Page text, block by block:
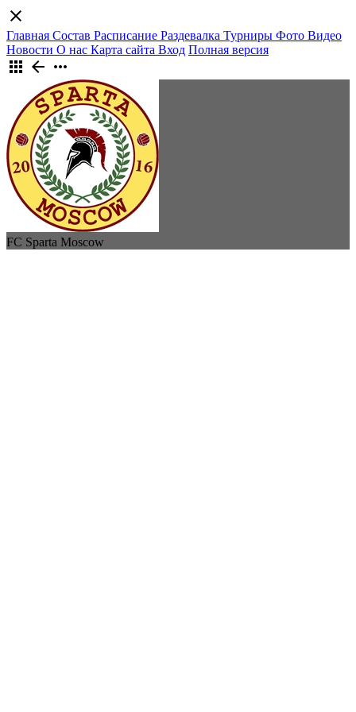
close
Главная Состав Расписание Раздевалка Турниры Фото Видео
Новости О нас Карта сайта Вход Полная версия
apps arrow_back more_horiz
FC Sparta Moscow